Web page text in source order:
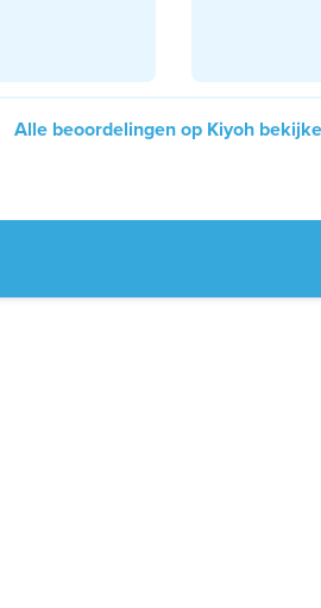
Alle beoordelingen op Kiyoh